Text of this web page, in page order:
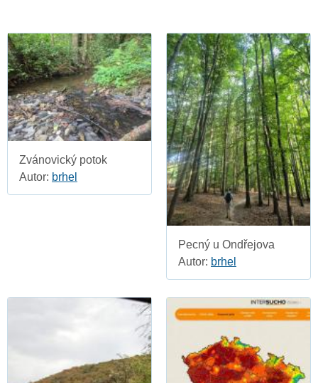
Zvánovický potok
Autor: brhel
Pecný u Ondřejova
Autor: brhel